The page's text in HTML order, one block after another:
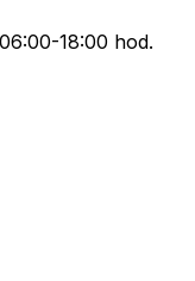
18:00 hod.